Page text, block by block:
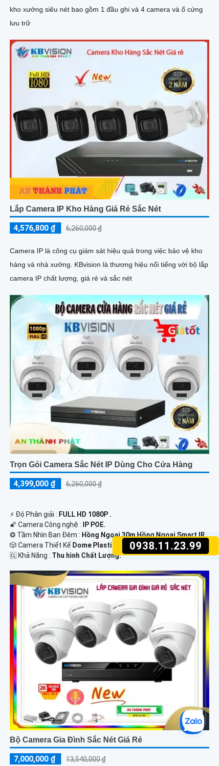
0938.11.23.99
kho xưởng siêu nét bao gồm 1 đầu ghi và 4 camera và ổ cứng
lưu trữ
Lắp Camera IP Kho Hàng Giá Rẻ Sắc Nét
4,576,800 ₫ 6,260,000 ₫
Camera IP là công cụ giám sát hiệu quả trong việc bảo vệ kho
hàng và nhà xưởng. KBvision là thương hiệu nổi tiếng với bộ lắp
camera IP chất lượng, giá rẻ và sắc nét
Trọn Gói Camera Sắc Nét IP Dùng Cho Cửa Hàng
4,399,000 ₫ 6,260,000 ₫
️⚡ Độ Phân giải : FULL HD 1080P .
🌠 Camera Công nghệ : IP POE.
❂ Tầm Nhìn Ban Đêm : Hồng Ngoại 30m Hồng Ngoại Smart IR.
🎲 Camera Thiết Kế Dome Plastic.
️🆑 Khả Năng : Thu hình Chất Lượng.
Bộ Camera Gia Đình Sắc Nét Giá Rẻ
7,000,000 ₫ 13,540,000 ₫